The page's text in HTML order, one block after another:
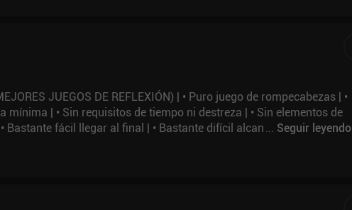
JUEGOS DE REFLEXIÓN) | • Puro juego de rompecabezas | •
| • Sin requisitos de tiempo ni destreza | • Sin elementos de
Bastante fácil llegar al final | • Bastante difícil alcanzar el 100 % | •
... Seguir leyendo